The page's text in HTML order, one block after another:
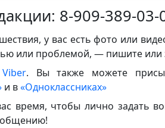
8-909-389-03-
у вас есть фото или
или проблемой, — пишите или
Viber. Вы также можете
и в«Одноклассниках»
время, чтобы лично задать
общению!